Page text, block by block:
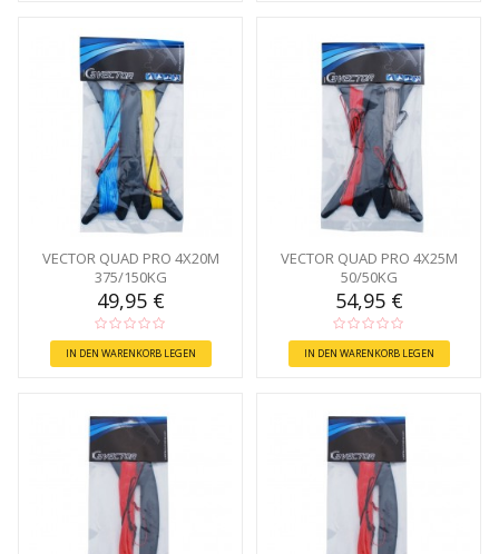
VECTOR QUAD PRO 4X20M
375/150KG
49,95 €
IN DEN WARENKORB LEGEN
VECTOR QUAD PRO 4X25M
50/50KG
54,95 €
IN DEN WARENKORB LEGEN